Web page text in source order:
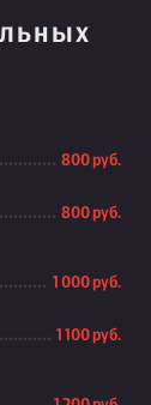
800 руб.
800 руб.
1 000 руб.
1 100 руб.